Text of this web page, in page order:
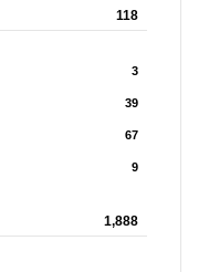
118
3
39
67
9
1,888